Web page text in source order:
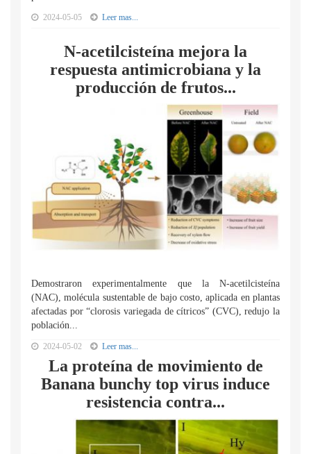
2024-05-05 Leer mas...
N-acetilcisteína mejora la
respuesta antimicrobiana y la
producción de frutos...
Demostraron experimentalmente que la N-acetilcisteína
(NAC), molécula sustentable de bajo costo, aplicada en plantas
afectadas por “clorosis variegada de cítricos” (CVC), redujo la
población...
2024-05-02 Leer mas...
La proteína de movimiento de
Banana bunchy top virus induce
resistencia contra...